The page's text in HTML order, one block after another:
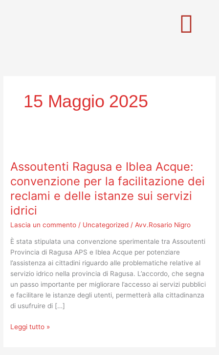
15 Maggio 2025
Assoutenti Ragusa e Iblea Acque:
convenzione per la facilitazione dei
reclami e delle istanze sui servizi
idrici
Lascia un commento / Uncategorized /Avv.Rosario Nigro
È stata stipulata una convenzione sperimentale tra Assoutenti
Provincia di Ragusa APS e Iblea Acque per potenziare
l’assistenza ai cittadini riguardo alle problematiche relative al
servizio idrico nella provincia di Ragusa. L’accordo, che segna
un passo importante per migliorare l’accesso ai servizi pubblici
e facilitare le istanze degli utenti, permetterà alla cittadinanza
di usufruire di […]
e
Acque:
convenzione
per
facilitazione
dei
reclami
e
delle
istanze
sui
servizi
Leggi tutto »